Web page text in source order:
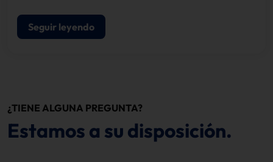
Seguir leyendo
¿TIENE ALGUNA PREGUNTA?
Estamos a su disposición.